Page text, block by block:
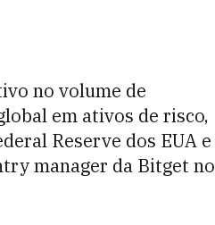
no volume de
em ativos de risco,
Reserve dos EUA e
manager da Bitget no